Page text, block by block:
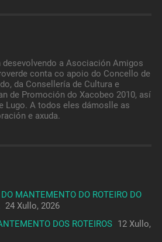
a Asociación Amigos
conta co apoio do Concello de
da Consellería de Cultura e
de Promoción do Xacobeo 2010, así
Lugo. A todos eles dámoslle as
e axuda.
MANTEMENTO DO ROTEIRO DO
24 Xullo, 2026
DOS ROTEIROS 12 Xullo,